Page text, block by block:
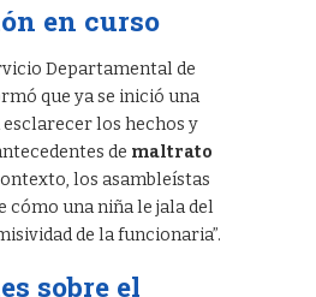
en curso
Departamental de
que ya se inició una
los hechos y
de maltrato
los asambleístas
cómo una niña le jala del
de la funcionaria”.
sobre el